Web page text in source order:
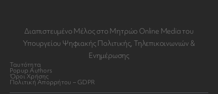
Διαπιστευμένο Μέλος στο Μητρώο Online Media του
Υπουργείου Ψηφιακής Πολιτικής, Τηλεπικοινωνιών &
Ενημέρωσης
Ταυτότητα
Popup Authors
Όροι Χρήσης
Πολιτική Απορρήτου – GDPR